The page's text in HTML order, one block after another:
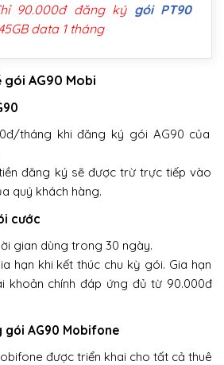
90.000đ đăng ký gói PT90
data 1 tháng
AG90 Mobi
tháng khi đăng ký gói AG90 của
đăng ký sẽ được trừ trực tiếp vào
quý khách hàng.
cước
gian dùng trong 30 ngày.
hạn khi kết thúc chu kỳ gói. Gia hạn
khoản chính đáp ứng đủ từ 90.000đ
AG90 Mobifone
được triển khai cho tất cả thuê